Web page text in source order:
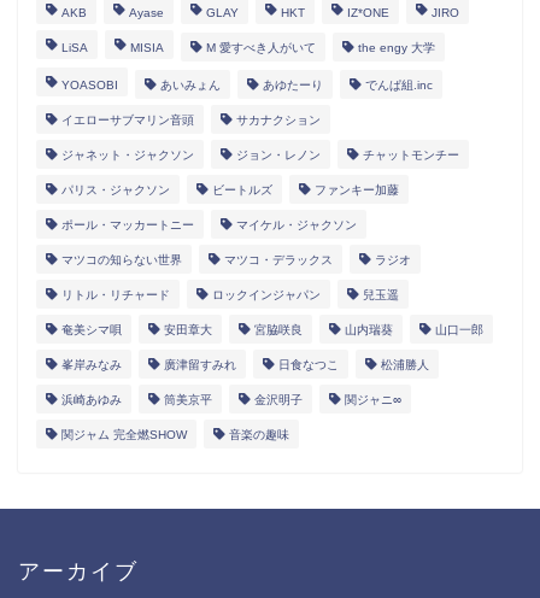
AKB Ayase GLAY HKT IZ*ONE JIRO
LiSA MISIA M 愛すべき人がいて the engy 大学
YOASOBI あいみょん あゆたーり でんぱ組.inc
イエローサブマリン音頭 サカナクション
ジャネット・ジャクソン ジョン・レノン チャットモンチー
パリス・ジャクソン ビートルズ ファンキー加藤
ポール・マッカートニー マイケル・ジャクソン
マツコの知らない世界 マツコ・デラックス ラジオ
リトル・リチャード ロックインジャパン 兒玉遥
奄美シマ唄 安田章大 宮脇咲良 山内瑞葵 山口一郎
峯岸みなみ 廣津留すみれ 日食なつこ 松浦勝人
浜崎あゆみ 筒美京平 金沢明子 関ジャニ∞
関ジャム 完全燃SHOW 音楽の趣味
アーカイブ